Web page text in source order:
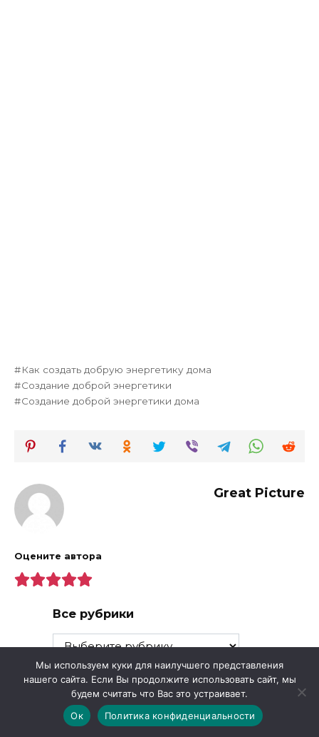
Как создать добрую энергетику дома
Создание доброй энергетики
Создание доброй энергетики дома
Great Picture
Оцените автора
Все рубрики
Все
Мы используем куки для наилучшего представления
нашего сайта. Если Вы продолжите использовать сайт, мы
будем считать что Вас это устраивает.
Ок
Политика конфиденциальности